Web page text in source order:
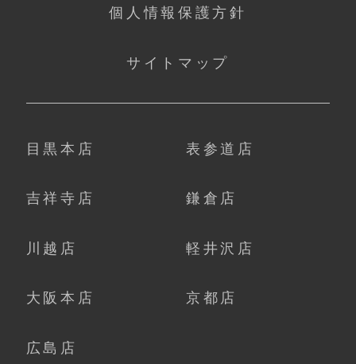
個人情報保護方針
サイトマップ
目黒本店 表参道店
吉祥寺店 鎌倉店
川越店 軽井沢店
大阪本店 京都店
広島店